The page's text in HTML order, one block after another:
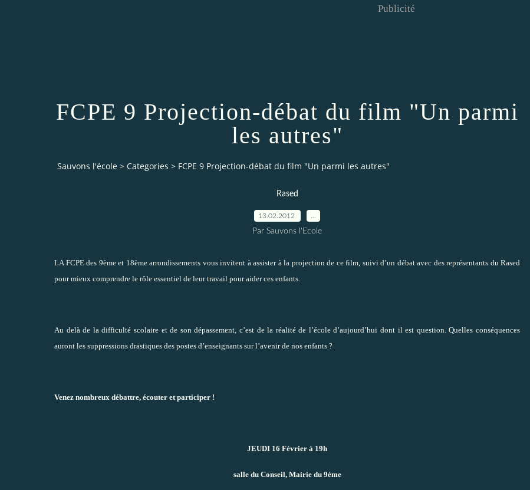
Publicité
FCPE 9 Projection-débat du film "Un parmi
les autres"
Sauvons l'école > Categories > FCPE 9 Projection-débat du film "Un parmi les autres"
Rased
13.02.2012
Par Sauvons l'Ecole
LA FCPE des 9ème et 18ème arrondissements vous invitent à assister à la projection de ce film, suivi d’un débat avec des représentants du Rased
pour mieux comprendre le rôle essentiel de leur travail pour aider ces enfants.
Au delà de la difficulté scolaire et de son dépassement, c’est de la réalité de l’école d’aujourd’hui dont il est question. Quelles conséquences
auront les suppressions drastiques des postes d’enseignants sur l’avenir de nos enfants ?
Venez nombreux débattre, écouter et participer !
JEUDI 16 Février à 19h
salle du Conseil, Mairie du 9ème